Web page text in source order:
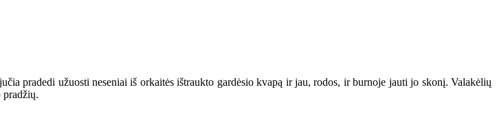
pradedi užuosti neseniai iš orkaitės ištraukto gardėsio kvapą ir jau, rodos, ir burnoje jauti jo skonį. Valakėlių
pradžių.